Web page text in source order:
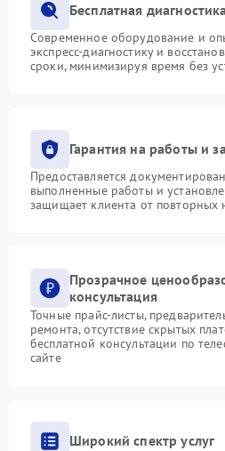
Бесплатная
Современное оборудование и
экспресс-диагностику и
сроки, минимизируя время без
Гарантия на работы и
Предоставляется
выполненные работы и
защищает клиента от повторных
Прозрачное
консультация
Точные прайс-листы,
ремонта, отсутствие скрытых
бесплатной консультации по
сайте
Широкий спектр услуг